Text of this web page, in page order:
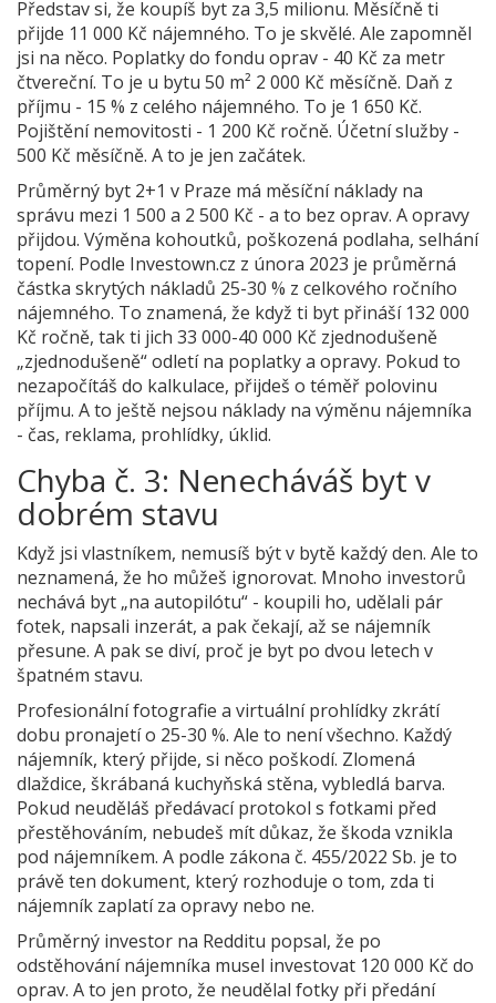
Představ si, že koupíš byt za 3,5 milionu. Měsíčně ti
přijde 11 000 Kč nájemného. To je skvělé. Ale zapomněl
jsi na něco. Poplatky do fondu oprav - 40 Kč za metr
čtvereční. To je u bytu 50 m² 2 000 Kč měsíčně. Daň z
příjmu - 15 % z celého nájemného. To je 1 650 Kč.
Pojištění nemovitosti - 1 200 Kč ročně. Účetní služby -
500 Kč měsíčně. A to je jen začátek.
Průměrný byt 2+1 v Praze má měsíční náklady na
správu mezi 1 500 a 2 500 Kč - a to bez oprav. A opravy
přijdou. Výměna kohoutků, poškozená podlaha, selhání
topení. Podle Investown.cz z února 2023 je průměrná
částka skrytých nákladů 25-30 % z celkového ročního
nájemného. To znamená, že když ti byt přináší 132 000
Kč ročně, tak ti jich 33 000-40 000 Kč zjednodušeně
„zjednodušeně“ odletí na poplatky a opravy. Pokud to
nezapočítáš do kalkulace, přijdeš o téměř polovinu
příjmu. A to ještě nejsou náklady na výměnu nájemníka
- čas, reklama, prohlídky, úklid.
Chyba č. 3: Nenecháváš byt v
dobrém stavu
Když jsi vlastníkem, nemusíš být v bytě každý den. Ale to
neznamená, že ho můžeš ignorovat. Mnoho investorů
nechává byt „na autopilótu“ - koupili ho, udělali pár
fotek, napsali inzerát, a pak čekají, až se nájemník
přesune. A pak se diví, proč je byt po dvou letech v
špatném stavu.
Profesionální fotografie a virtuální prohlídky zkrátí
dobu pronajetí o 25-30 %. Ale to není všechno. Každý
nájemník, který přijde, si něco poškodí. Zlomená
dlaždice, škrábaná kuchyňská stěna, vybledlá barva.
Pokud neuděláš předávací protokol s fotkami před
přestěhováním, nebudeš mít důkaz, že škoda vznikla
pod nájemníkem. A podle zákona č. 455/2022 Sb. je to
právě ten dokument, který rozhoduje o tom, zda ti
nájemník zaplatí za opravy nebo ne.
Průměrný investor na Redditu popsal, že po
odstěhování nájemníka musel investovat 120 000 Kč do
oprav. A to jen proto, že neudělal fotky při předání